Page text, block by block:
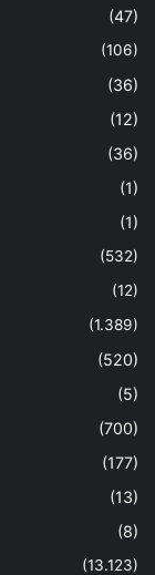
(47)
(106)
(36)
(12)
(36)
(1)
(1)
(532)
(12)
(1.389)
(520)
(5)
(700)
(177)
(13)
(8)
(13.123)